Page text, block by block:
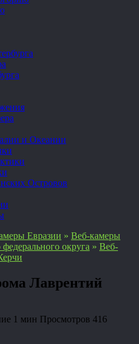
и Океании
Островов
Евразии » Веб-камеры
округа » Веб-
Лаврентий
1 мин Просмотров 416